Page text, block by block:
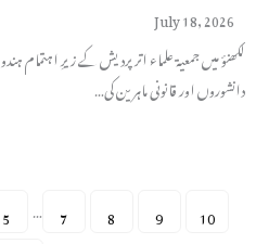
July 18, 2026
لکھنؤ میں جمعیۃ علماء اتر پردیش کے زیرِ اہتمام
دانشوروں اور قانونی ماہرین کی…
5 … 7 8 9
10